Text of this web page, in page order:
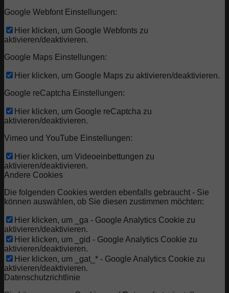
Google Webfont Einstellungen:
Hier klicken, um Google Webfonts zu
aktivieren/deaktivieren.
Google Maps Einstellungen:
Hier klicken, um Google Maps zu aktivieren/deaktivieren.
Google reCaptcha Einstellungen:
Hier klicken, um Google reCaptcha zu
aktivieren/deaktivieren.
Vimeo und YouTube Einstellungen:
Hier klicken, um Videoeinbettungen zu
aktivieren/deaktivieren.
Andere Cookies
Die folgenden Cookies werden ebenfalls gebraucht - Sie
können auswählen, ob Sie diesen zustimmen möchten:
Hier klicken, um _ga - Google Analytics Cookie zu
aktivieren/deaktivieren.
Hier klicken, um _gid - Google Analytics Cookie zu
aktivieren/deaktivieren.
Hier klicken, um _gat_* - Google Analytics Cookie zu
aktivieren/deaktivieren.
Datenschutzrichtlinie